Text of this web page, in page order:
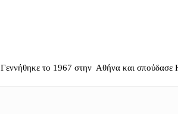
Γεννήθηκε το 1967 στην Αθήνα και σπούδασε